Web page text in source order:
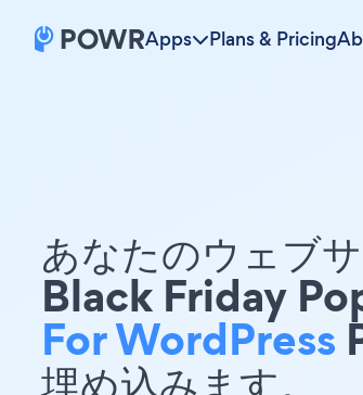
Apps Plans & Pricing
あなたのウェブ
Black Friday
For WordPress
埋め込みます。